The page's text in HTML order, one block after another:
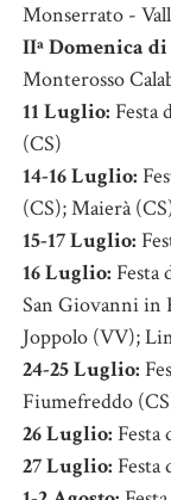
Monserrato -
IIª Domenica
Monterosso
11 Luglio: Festa
(CS)
14-16 Luglio:
(CS); Maierà
15-17 Luglio:
16 Luglio: Festa
San Giovanni in
Joppolo (VV);
24-25 Luglio:
Fiumefreddo
26 Luglio: Festa
27 Luglio: Festa